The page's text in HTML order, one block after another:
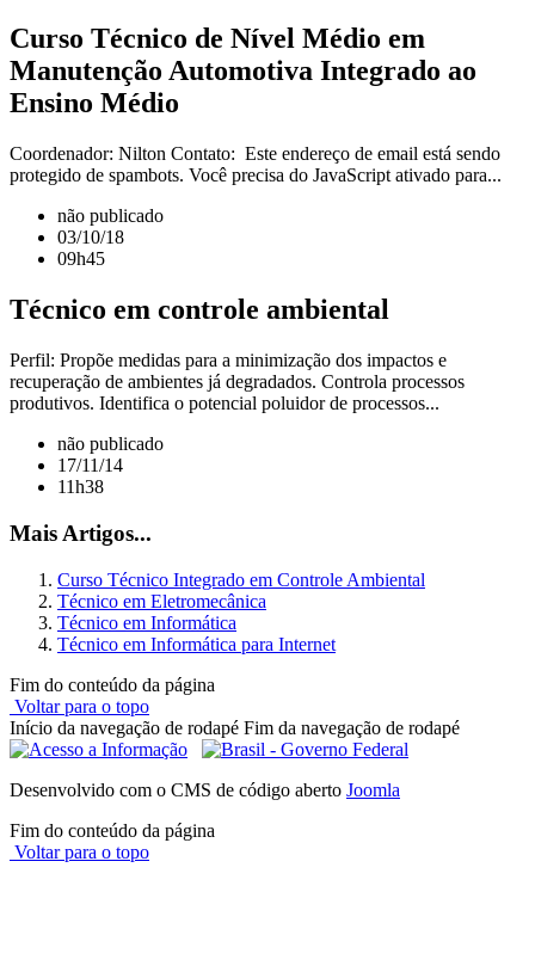
Curso Técnico de Nível Médio em
Manutenção Automotiva Integrado ao
Ensino Médio
Coordenador: Nilton Contato: Este endereço de email está sendo
protegido de spambots. Você precisa do JavaScript ativado para...
não publicado
03/10/18
09h45
Técnico em controle ambiental
Perfil: Propõe medidas para a minimização dos impactos e
recuperação de ambientes já degradados. Controla processos
produtivos. Identifica o potencial poluidor de processos...
não publicado
17/11/14
11h38
Mais Artigos...
Curso Técnico Integrado em Controle Ambiental
Técnico em Eletromecânica
Técnico em Informática
Técnico em Informática para Internet
Fim do conteúdo da página
Voltar para o topo
Início da navegação de rodapé Fim da navegação de rodapé
Desenvolvido com o CMS de código aberto Joomla
Fim do conteúdo da página
Voltar para o topo